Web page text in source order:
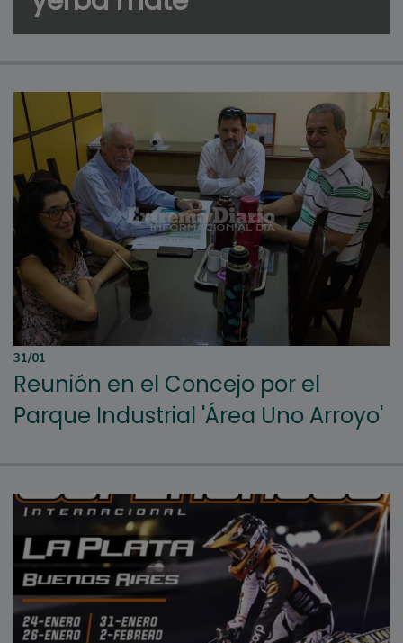
31/01
Reunión en el Concejo por el
Parque Industrial 'Área Uno Arroyo'